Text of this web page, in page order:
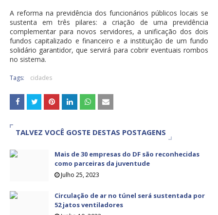
A reforma na previdência dos funcionários públicos locais se
sustenta em três pilares: a criação de uma previdência
complementar para novos servidores, a unificação dos dois
fundos capitalizado e financeiro e a instituição de um fundo
solidário garantidor, que servirá para cobrir eventuais rombos
no sistema.
Tags: cidades
TALVEZ VOCÊ GOSTE DESTAS POSTAGENS
Mais de 30 empresas do DF são reconhecidas
como parceiras da juventude
Julho 25, 2023
Circulação de ar no túnel será sustentada por
52 jatos ventiladores